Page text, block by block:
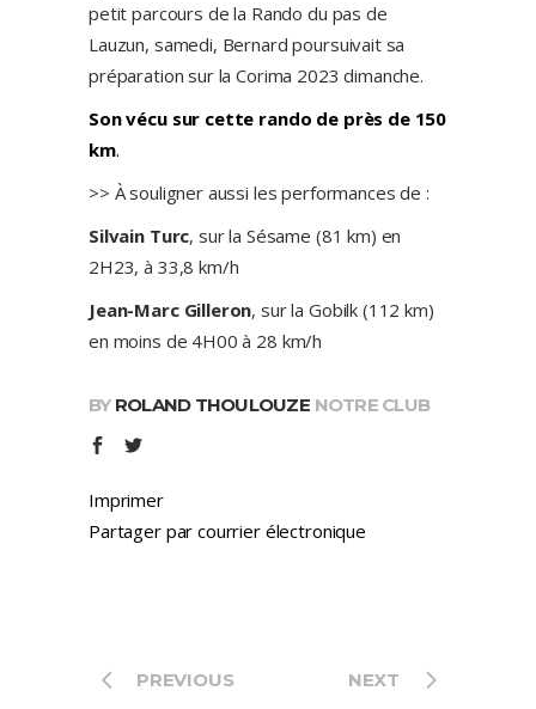
petit parcours de la Rando du pas de
Lauzun, samedi, Bernard poursuivait sa
préparation sur la Corima 2023 dimanche.
Son vécu sur cette rando de près de 150
km.
>> À souligner aussi les performances de :
Silvain Turc, sur la Sésame (81 km) en
2H23, à 33,8 km/h
Jean-Marc Gilleron, sur la Gobilk (112 km)
en moins de 4H00 à 28 km/h
BY ROLAND THOULOUZE NOTRE CLUB
Imprimer
Partager par courrier électronique
PREVIOUS NEXT